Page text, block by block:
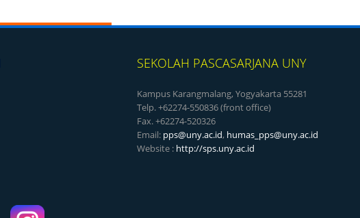
SEKOLAH PASCASARJANA UNY
Kampus Karangmalang, Yogyakarta 55281
Telp. +62274-550836 (front office)
Fax. +62274-520326
Email: pps@uny.ac.id, humas_pps@uny.ac.id
Website : http://sps.uny.ac.id